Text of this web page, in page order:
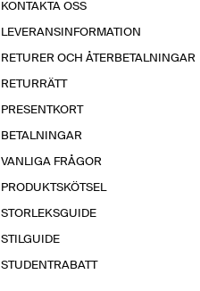
KONTAKTA OSS
LEVERANSINFORMATION
RETURER OCH ÅTERBETALNINGAR
RETURRÄTT
PRESENTKORT
BETALNINGAR
VANLIGA FRÅGOR
PRODUKTSKÖTSEL
STORLEKSGUIDE
STILGUIDE
STUDENTRABATT